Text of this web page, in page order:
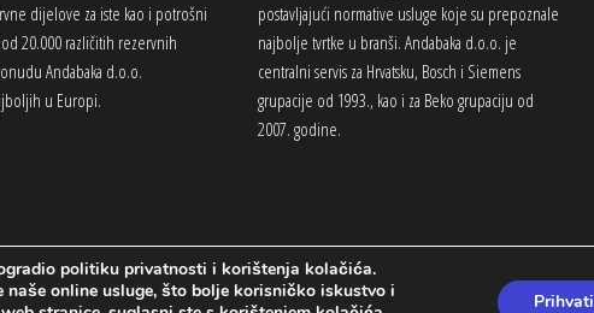
dijelove za iste kao i potrošni
20.000 različitih rezervnih
Andabaka d.o.o.
u Europi.
postavljajući normative usluge koje su prepoznale
najbolje tvrtke u branši. Andabaka d.o.o. je
centralni servis za Hrvatsku, Bosch i Siemens
grupacije od 1993., kao i za Beko grupaciju od
2007. godine.
politiku privatnosti i korištenja kolačića.
online usluge, što bolje korisničko iskustvo i
Prihvati